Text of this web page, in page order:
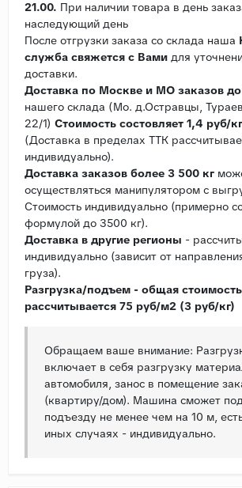
21.00. При наличии товара в день
наследующий день
После отгрузки заказа со склада наша
служба свяжется с Вами для
доставки.
Доставка по Москве и МО заказов
нашего склада (Мо. д.Остравцы,
22/1) Стоимость состовляет 1,4 руб/
(Доставка в пределах ТТК
индивидуально).
Доставка заказов более 3 500 кг
осуществляться манипулятором с
Стоимость индивидуально (примерно
формулой до 3500 кг).
Доставка в другие регионы -
индивидуально (зависит от
груза).
Разгрузка/подъем - общая стоимость
рассчитывается 75 руб/м2 (3 руб/кг)
Обращаем ваше внимание:
включает в себя разгрузку
автомобиля, занос в помещение
(квартиру/дом). Машина сможет
подъезду не менее чем на 10 м,
иных случаях - индивидуально.